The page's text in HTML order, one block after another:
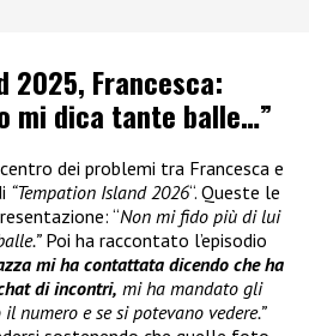
2025, Francesca:
mi dica tante balle…”
dei problemi tra Francesca e
“Tempation Island 2026“. Queste le
“Non mi fido più di lui
Poi ha raccontato l’episodio
mi ha contattata dicendo che ha
di incontri, mi ha mandato gli
numero e se si potevano vedere.”